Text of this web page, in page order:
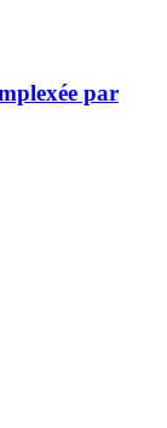
par